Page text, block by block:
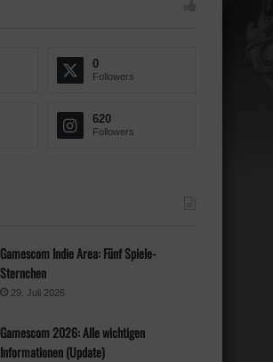
c
0
Followers
620
Followers
Gamescom Indie Area: Fünf Spiele-
Sternchen
29. Juli 2026
Gamescom 2026: Alle wichtigen
Informationen (Update)